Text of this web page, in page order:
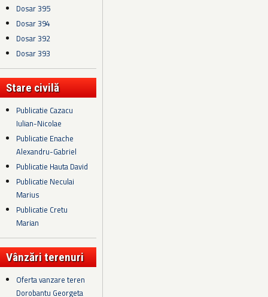
Dosar 395
Dosar 394
Dosar 392
Dosar 393
Stare civilă
Publicatie Cazacu
Iulian-Nicolae
Publicatie Enache
Alexandru-Gabriel
Publicatie Hauta David
Publicatie Neculai
Marius
Publicatie Cretu
Marian
Vânzări terenuri
Oferta vanzare teren
Dorobantu Georgeta